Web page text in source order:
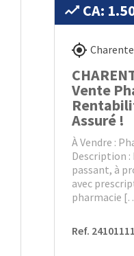
CA:
Vente
Assuré !
À Vendre :
Description :
passant, à
avec
pharmacie
Ref.